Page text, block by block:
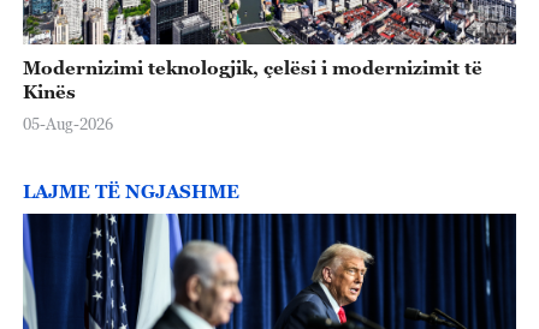
Modernizimi teknologjik, çelësi i modernizimit të
Kinës
05-Aug-2026
LAJME TË NGJASHME